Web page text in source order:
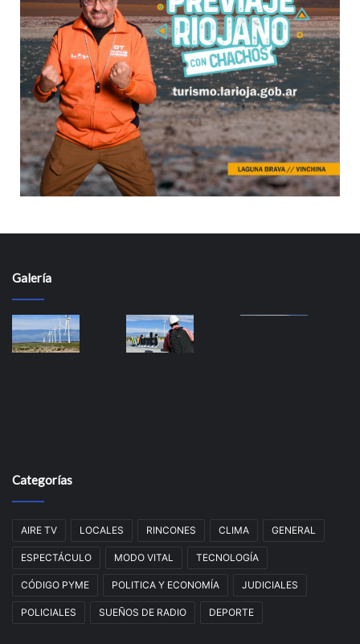
Galería
Categorías
AIRE TV LOCALES RINCONES CLIMA GENERAL
ESPECTÁCULO MODO VITAL TECNOLOGÍA
CÓDIGO PYME POLITICA Y ECONOMÍA JUDICIALES
POLICIALES SUEÑOS DE RADIO DEPORTE